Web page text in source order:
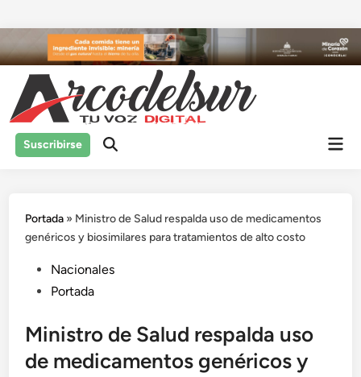
al
contenido
Suscribirse
Portada » Ministro de Salud respalda uso de medicamentos
genéricos y biosimilares para tratamientos de alto costo
Publicado
en
Nacionales
Portada
Ministro de Salud respalda uso
de medicamentos genéricos y